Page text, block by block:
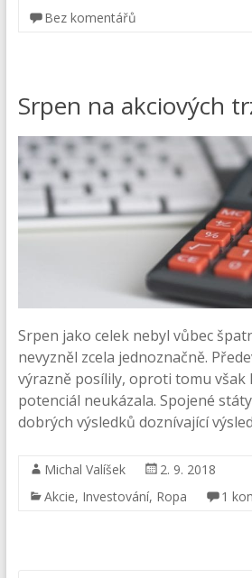
Bez komentářů
Srpen na akciových
Srpen jako celek nebyl vůbec
nevyzněl zcela jednoznačně.
výrazně posílily, oproti tomu však
potenciál neukázala. Spojené
dobrých výsledků doznívající
Michal Valíšek
2. 9. 2018
Akcie, Investování, Ropa 1